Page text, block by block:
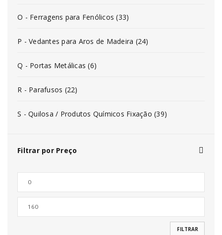
O - Ferragens para Fenólicos (33)
P - Vedantes para Aros de Madeira (24)
Q - Portas Metálicas (6)
R - Parafusos (22)
S - Quilosa / Produtos Químicos Fixação (39)
Filtrar por Preço
FILTRAR